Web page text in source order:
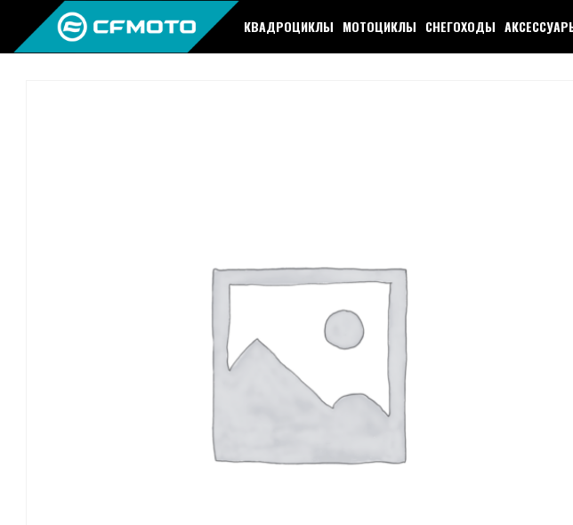
КВАДРОЦИКЛЫ МОТОЦИКЛЫ СНЕГОХОДЫ